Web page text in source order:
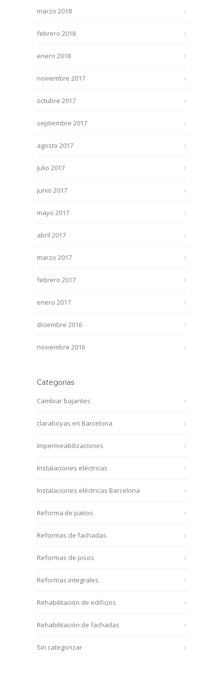
marzo 2018
febrero 2018
enero 2018
noviembre 2017
octubre 2017
septiembre 2017
agosto 2017
julio 2017
junio 2017
mayo 2017
abril 2017
marzo 2017
febrero 2017
enero 2017
diciembre 2016
noviembre 2016
Categorias
Cambiar bajantes
claraboyas en Barcelona
Impermeabilizaciones
Instalaciones eléctricas
Instalaciones eléctricas Barcelona
Reforma de patios
Reformas de fachadas
Reformas de pisos
Reformas integrales
Rehabilitación de edificios
Rehabilitación de fachadas
Sin categorizar